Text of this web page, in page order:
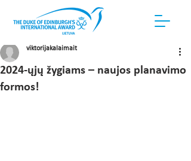
2024-ųjų žygiams – naujos planavimo
formos!
viktorijakalaimait